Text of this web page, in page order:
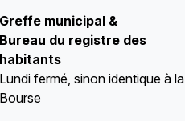
Greffe municipal &
Bureau du registre des
habitants
Lundi fermé, sinon identique à la
Bourse